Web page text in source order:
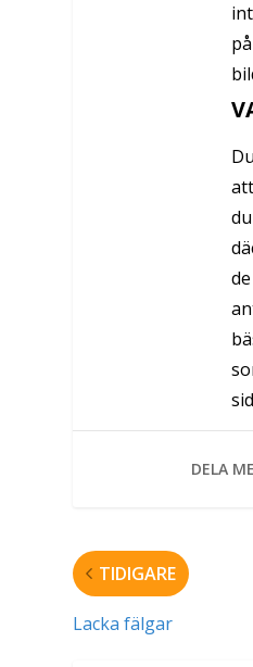
DELA
TIDIGARE
Lacka fälgar